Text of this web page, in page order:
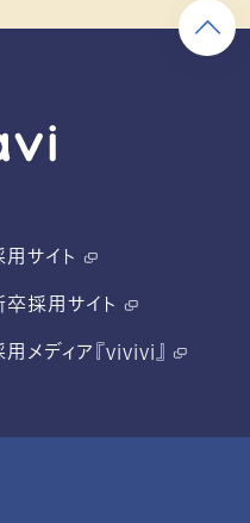
用サイト
卒採用サイト
用メディア『vivivi』